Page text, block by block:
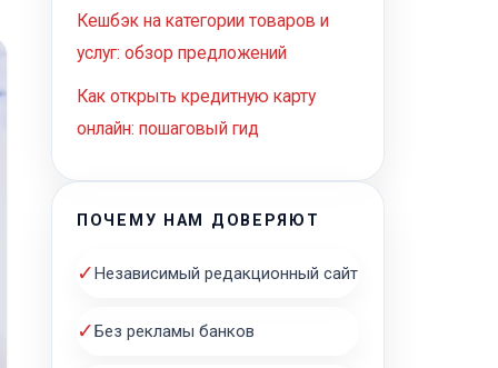
Кешбэк на категории товаров и
услуг: обзор предложений
Как открыть кредитную карту
онлайн: пошаговый гид
ПОЧЕМУ НАМ ДОВЕРЯЮТ
✓Независимый редакционный сайт
✓Без рекламы банков